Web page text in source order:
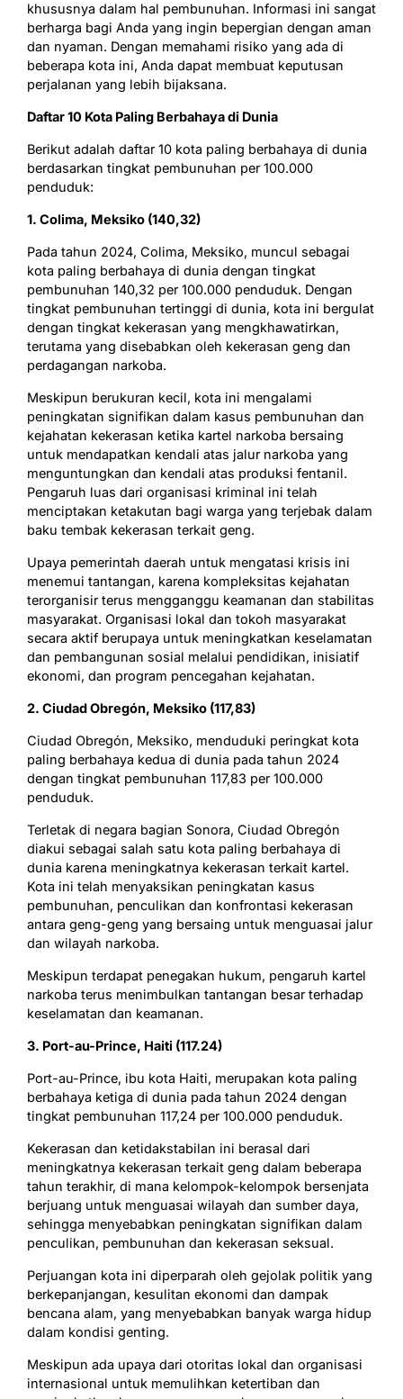
khususnya dalam hal pembunuhan. Informasi ini sangat
berharga bagi Anda yang ingin bepergian dengan aman
dan nyaman. Dengan memahami risiko yang ada di
beberapa kota ini, Anda dapat membuat keputusan
perjalanan yang lebih bijaksana.
Daftar 10 Kota Paling Berbahaya di Dunia
Berikut adalah daftar 10 kota paling berbahaya di dunia
berdasarkan tingkat pembunuhan per 100.000
penduduk:
1. Colima, Meksiko (140,32)
Pada tahun 2024, Colima, Meksiko, muncul sebagai
kota paling berbahaya di dunia dengan tingkat
pembunuhan 140,32 per 100.000 penduduk. Dengan
tingkat pembunuhan tertinggi di dunia, kota ini bergulat
dengan tingkat kekerasan yang mengkhawatirkan,
terutama yang disebabkan oleh kekerasan geng dan
perdagangan narkoba.
Meskipun berukuran kecil, kota ini mengalami
peningkatan signifikan dalam kasus pembunuhan dan
kejahatan kekerasan ketika kartel narkoba bersaing
untuk mendapatkan kendali atas jalur narkoba yang
menguntungkan dan kendali atas produksi fentanil.
Pengaruh luas dari organisasi kriminal ini telah
menciptakan ketakutan bagi warga yang terjebak dalam
baku tembak kekerasan terkait geng.
Upaya pemerintah daerah untuk mengatasi krisis ini
menemui tantangan, karena kompleksitas kejahatan
terorganisir terus mengganggu keamanan dan stabilitas
masyarakat. Organisasi lokal dan tokoh masyarakat
secara aktif berupaya untuk meningkatkan keselamatan
dan pembangunan sosial melalui pendidikan, inisiatif
ekonomi, dan program pencegahan kejahatan.
2. Ciudad Obregón, Meksiko (117,83)
Ciudad Obregón, Meksiko, menduduki peringkat kota
paling berbahaya kedua di dunia pada tahun 2024
dengan tingkat pembunuhan 117,83 per 100.000
penduduk.
Terletak di negara bagian Sonora, Ciudad Obregón
diakui sebagai salah satu kota paling berbahaya di
dunia karena meningkatnya kekerasan terkait kartel.
Kota ini telah menyaksikan peningkatan kasus
pembunuhan, penculikan dan konfrontasi kekerasan
antara geng-geng yang bersaing untuk menguasai jalur
dan wilayah narkoba.
Meskipun terdapat penegakan hukum, pengaruh kartel
narkoba terus menimbulkan tantangan besar terhadap
keselamatan dan keamanan.
3. Port-au-Prince, Haiti (117.24)
Port-au-Prince, ibu kota Haiti, merupakan kota paling
berbahaya ketiga di dunia pada tahun 2024 dengan
tingkat pembunuhan 117,24 per 100.000 penduduk.
Kekerasan dan ketidakstabilan ini berasal dari
meningkatnya kekerasan terkait geng dalam beberapa
tahun terakhir, di mana kelompok-kelompok bersenjata
berjuang untuk menguasai wilayah dan sumber daya,
sehingga menyebabkan peningkatan signifikan dalam
penculikan, pembunuhan dan kekerasan seksual.
Perjuangan kota ini diperparah oleh gejolak politik yang
berkepanjangan, kesulitan ekonomi dan dampak
bencana alam, yang menyebabkan banyak warga hidup
dalam kondisi genting.
Meskipun ada upaya dari otoritas lokal dan organisasi
internasional untuk memulihkan ketertiban dan